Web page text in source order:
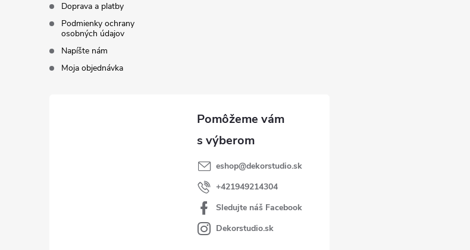
Doprava a platby
Podmienky ochrany
osobných údajov
Napíšte nám
Moja objednávka
eshop@dekorstudio.sk
+421949214304
Sledujte náš Facebook
Dekorstudio.sk